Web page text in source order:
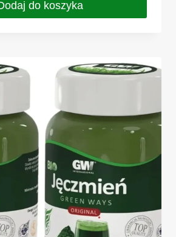
do koszyka